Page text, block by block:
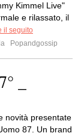
Kimmel Live"
e rilassato, il
il seguito
Popandgossip
_
novità presentate
87. Un brand